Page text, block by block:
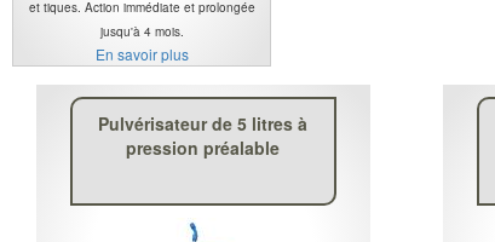
et tiques. Action immédiate et prolongée
jusqu'à 4 mois.
En savoir plus
Pulvérisateur de 5 litres à
pression préalable